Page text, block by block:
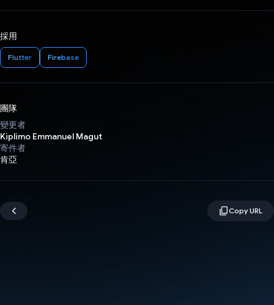
採用
Flutter Firebase
團隊
變更者
Kiplimo Emmanuel Magut
寄件者
肯亞